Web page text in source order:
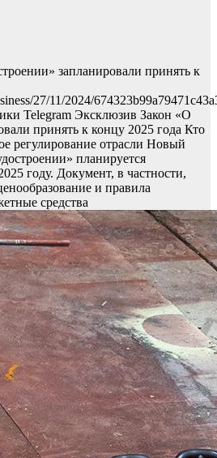
запланировали принять к
27/11/2024/
Telegram Эксклюзив Закон «О
принять к концу 2025 года Кто
регулирование отрасли Новый
планируется
году. Документ, в частности,
и правила
средства